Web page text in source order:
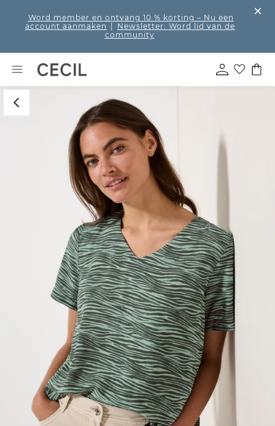
Word member en ontvang 10 % korting – Nu een
account aanmaken
Newsletter: Word lid van de
community